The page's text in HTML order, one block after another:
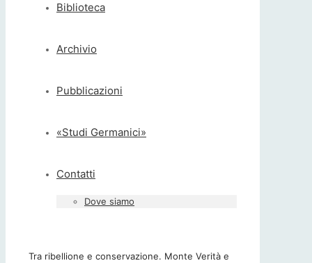
Biblioteca
Archivio
Pubblicazioni
«Studi Germanici»
Contatti
Dove siamo
Tra ribellione e conservazione. Monte Verità e